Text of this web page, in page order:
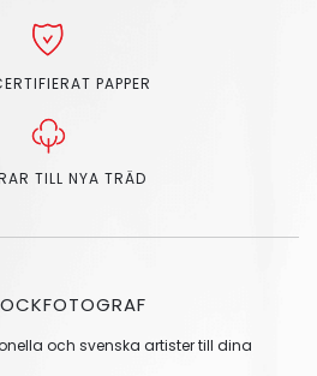
PAPPER
TILL NYA TRÄD
och svenska artister till dina